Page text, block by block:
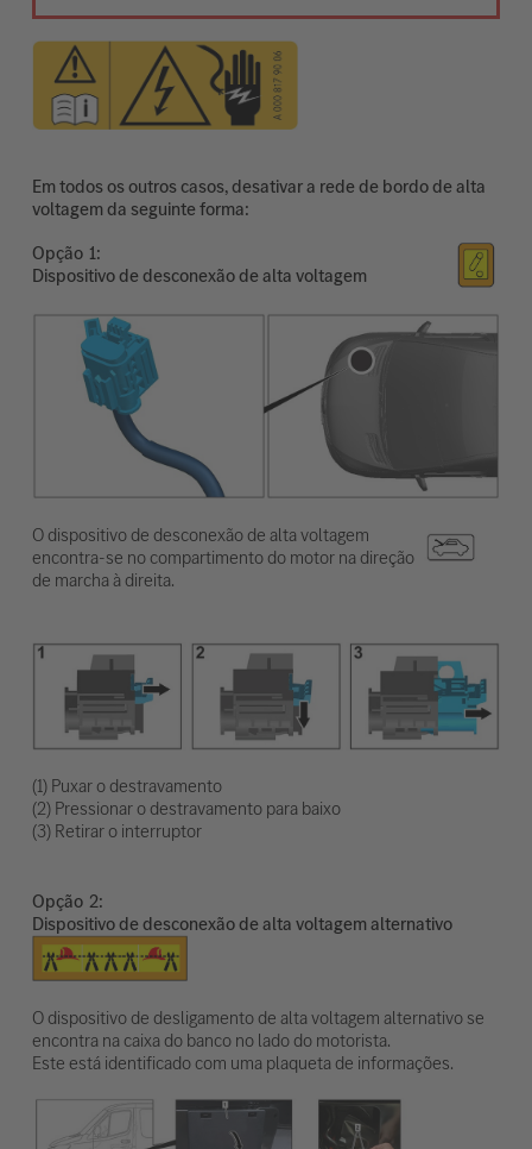
Em todos os outros casos, desativar a rede de bordo de alta
voltagem da seguinte forma:
Opção
Dispositivo de desconexão de alta voltagem
O dispositivo de desconexão de alta voltagem
encontra-se no compartimento do motor na direção
de marcha à direita.
(1) Puxar o destravamento
(2) Pressionar o destravamento para baixo
(3) Retirar o interruptor
Opção
Dispositivo de desconexão de alta voltagem alternativo
O dispositivo de desligamento de alta voltagem alternativo se
encontra na caixa do banco no lado do motorista.
Este está identificado com uma plaqueta de informações.